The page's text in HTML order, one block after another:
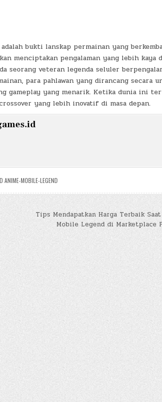
bukti lanskap permainan yang
menciptakan pengalaman yang lebih kaya
seorang veteran legenda seluler
para pahlawan yang dirancang secara
gameplay yang menarik. Ketika dunia ini
yang lebih inovatif di masa depan.
ANIME-MOBILE-LEGEND
Tips Mendapatkan Harga Terbaik
Mobile Legend di Marketplace